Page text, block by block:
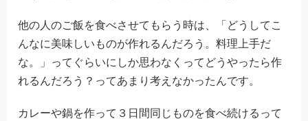
他の人のご飯を食べさせてもらう時は、「どうしてこ
んなに美味しいものが作れるんだろう。料理上手だ
な。」ってぐらいにしか思わなくってどうやったら作
れるんだろう？ってあまり考えなかったんです。
カレーや鍋を作って３日間同じものを食べ続けるって